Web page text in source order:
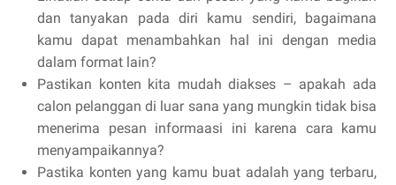
dan tanyakan pada diri kamu sendiri, bagaimana
kamu dapat menambahkan hal ini dengan media
dalam format lain?
Pastikan konten kita mudah diakses – apakah ada
calon pelanggan di luar sana yang mungkin tidak bisa
menerima pesan informaasi ini karena cara kamu
menyampaikannya?
Pastika konten yang kamu buat adalah yang terbaru,